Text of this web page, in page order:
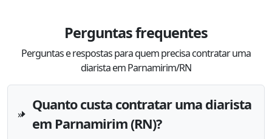
Perguntas frequentes
Perguntas e respostas para quem precisa contratar uma
diarista em Parnamirim/RN
Quanto custa contratar uma diarista
em Parnamirim (RN)?